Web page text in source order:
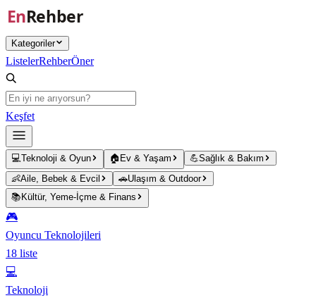
Ana içeriğe atla
Kategoriler
ListelerRehberÖner
Keşfet
💻Teknoloji & Oyun 🏠 Ev & Yaşam 💪Sağlık & Bakım
👶Aile, Bebek & Evcil 🚗Ulaşım & Outdoor
📚 Kültür, Yeme-İçme & Finans
🎮
Oyuncu Teknolojileri
18 liste
💻
Teknoloji